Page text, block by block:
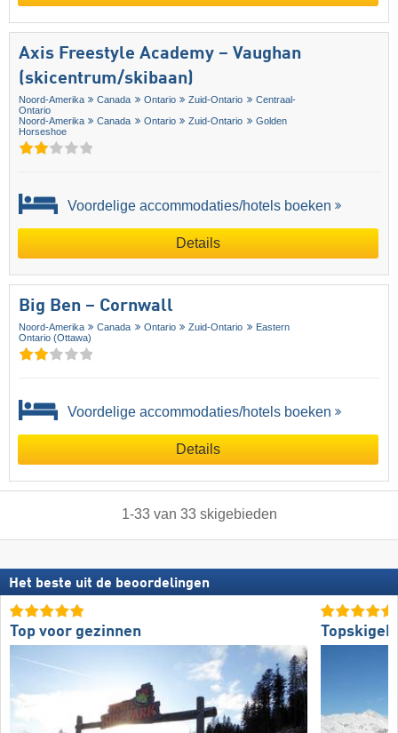
Axis Freestyle Academy – Vaughan
(skicentrum/skibaan)
Noord-Amerika Canada Ontario Zuid-Ontario
Centraal-
Ontario
Noord-Amerika
Canada Ontario Zuid-Ontario
Golden
Horseshoe
Voordelige accommodaties/hotels boeken
Details
Big Ben – Cornwall
Noord-Amerika Canada Ontario Zuid-Ontario
Eastern
Ontario (Ottawa)
Voordelige accommodaties/hotels boeken
Details
1-33van 33 skigebieden
Het beste uit de beoordelingen
Top voor gezinnen